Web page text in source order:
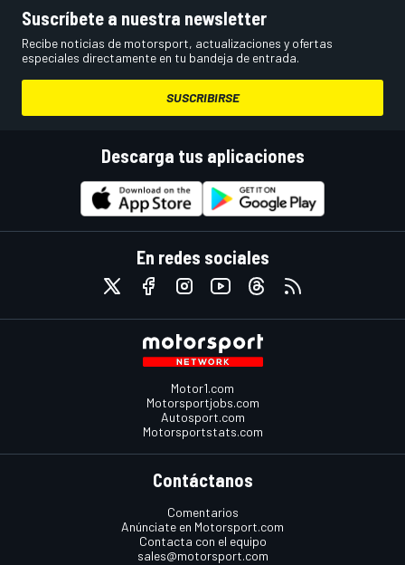
Suscríbete a nuestra newsletter
Recibe noticias de motorsport, actualizaciones y ofertas
especiales directamente en tu bandeja de entrada.
SUSCRIBIRSE
Descarga tus aplicaciones
En redes sociales
Motor1.com
Motorsportjobs.com
Autosport.com
Motorsportstats.com
Contáctanos
Comentarios
Anúnciate en Motorsport.com
Contacta con el equipo
sales@motorsport.com